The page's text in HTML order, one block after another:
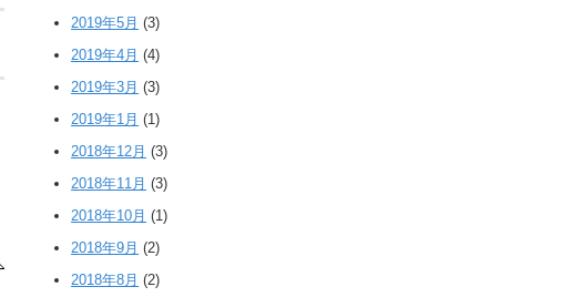
2019年5月 (3)
2019年4月 (4)
2019年3月 (3)
2019年1月 (1)
2018年12月 (3)
2018年11月 (3)
2018年10月 (1)
2018年9月 (2)
2018年8月 (2)